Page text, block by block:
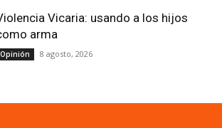
Vicaria: usando a los hijos
arma
Opinión 8 agosto, 2026